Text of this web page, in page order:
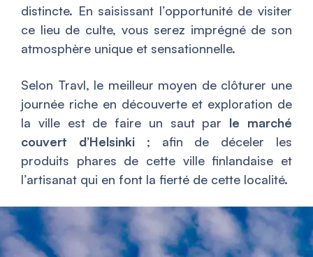
distincte. En saisissant l’opportunité de visiter
ce lieu de culte, vous serez imprégné de son
atmosphère unique et sensationnelle.
Selon Travl, le meilleur moyen de clôturer une
journée riche en découverte et exploration de
la ville est de faire un saut par le marché
couvert d’Helsinki; afin de déceler les
produits phares de cette ville finlandaise et
l’artisanat qui en font la fierté de cette localité.